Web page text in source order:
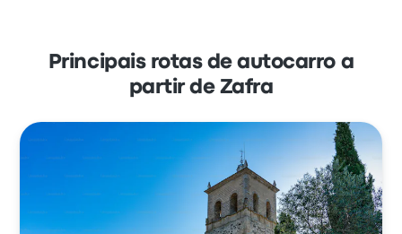
Principais rotas de autocarro a
partir de Zafra